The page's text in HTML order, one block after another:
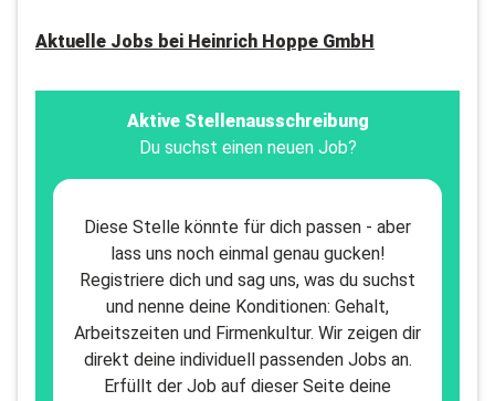
Aktuelle Jobs bei Heinrich Hoppe GmbH
Aktive Stellenausschreibung
Du suchst einen neuen Job?
Diese Stelle könnte für dich passen - aber
lass uns noch einmal genau gucken!
Registriere dich und sag uns, was du suchst
und nenne deine Konditionen: Gehalt,
Arbeitszeiten und Firmenkultur. Wir zeigen dir
direkt deine individuell passenden Jobs an.
Erfüllt der Job auf dieser Seite deine